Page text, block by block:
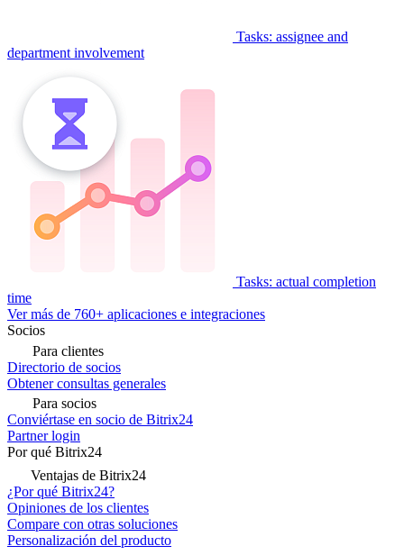
Tasks: assignee and
department involvement
Tasks: actual completion
time
Ver más de 760+ aplicaciones e integraciones
Socios
Para clientes
Directorio de socios
Obtener consultas generales
Para socios
Conviértase en socio de Bitrix24
Partner login
Por qué Bitrix24
Ventajas de Bitrix24
¿Por qué Bitrix24?
Opiniones de los clientes
Compare con otras soluciones
Personalización del producto